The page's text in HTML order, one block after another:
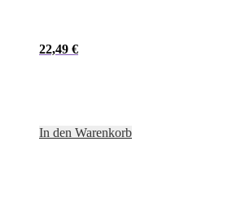
22,49 €
In den Warenkorb